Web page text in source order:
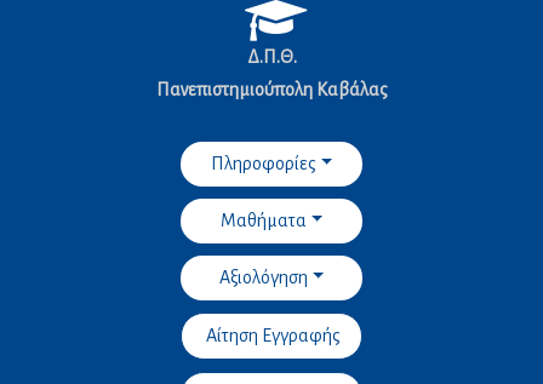
Δ.Π.Θ.
Πανεπιστημιούπολη Καβάλας
Πληροφορίες
Μαθήματα
Αξιολόγηση
Αίτηση Εγγραφής